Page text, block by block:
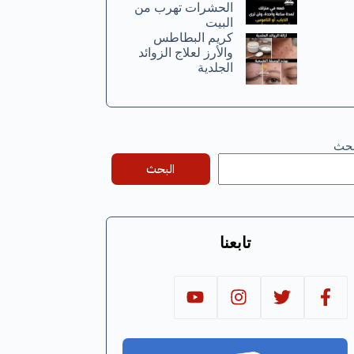
الحشرات تهرب من
البيت
كريم البطاطس
والأرز لعلاج الزوائد
الجلدية
البحث
تابعنا